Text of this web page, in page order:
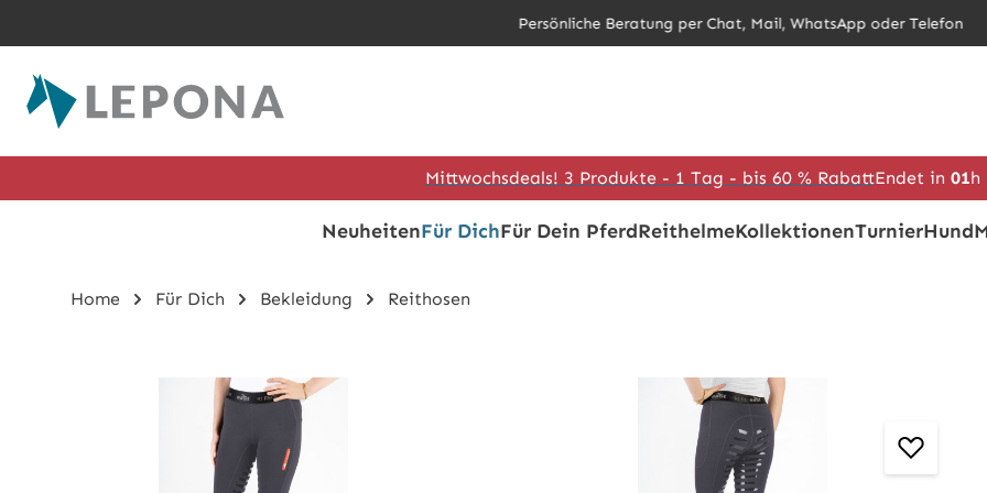
Persönliche Beratung per Chat, Mail, WhatsApp oder Telefon
Mittwochsdeals! 3 Produkte - 1 Tag - bis 60 % RabattEndet in 01h
NeuheitenFür DichFür Dein PferdReithelmeKollektionenTurnierHund
Home Für Dich Bekleidung Reithosen
Bildergalerie überspringen